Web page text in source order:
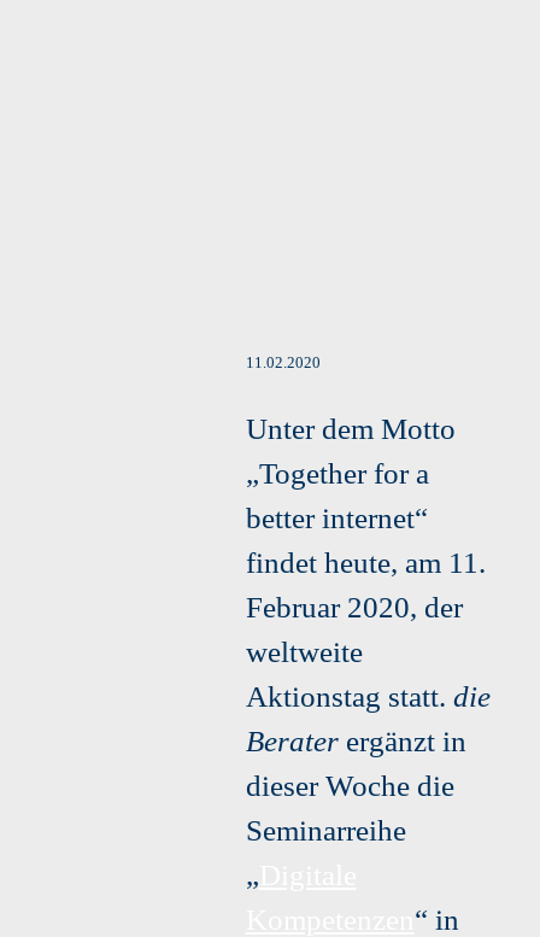
11.02.2020
Unter dem Motto
„Together for a
better internet“
findet heute, am 11.
Februar 2020, der
weltweite
Aktionstag statt. die
Beraterergänzt in
dieser Woche die
Seminarreihe
„
“ in